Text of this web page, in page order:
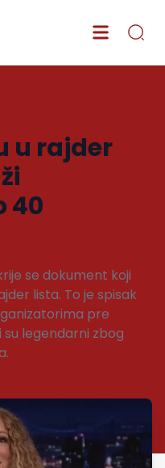
u rajder
40
se dokument koji
lista. To je spisak
pre
legendarni zbog